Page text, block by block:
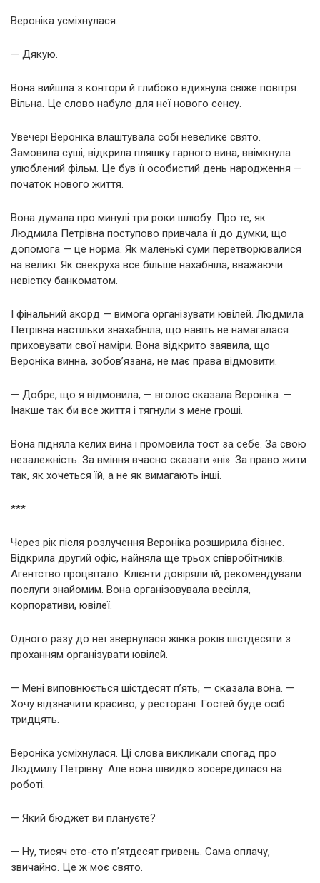
Вероніка усміхнулася.
— Дякую.
Вона вийшла з контори й глибоко вдихнула свіже повітря.
Вільна. Це слово набуло для неї нового сенсу.
Увечері Вероніка влаштувала собі невелике свято.
Замовила суші, відкрила пляшку гарного вина, ввімкнула
улюблений фільм. Це був її особистий день народження —
початок нового життя.
Вона думала про минулі три роки шлюбу. Про те, як
Людмила Петрівна поступово привчала її до думки, що
допомога — це норма. Як маленькі суми перетворювалися
на великі. Як свекруха все більше нахабніла, вважаючи
невістку банкоматом.
І фінальний акорд — вимога організувати ювілей. Людмила
Петрівна настільки знахабніла, що навіть не намагалася
приховувати свої наміри. Вона відкрито заявила, що
Вероніка винна, зобов’язана, не має права відмовити.
— Добре, що я відмовила, — вголос сказала Вероніка. —
Інакше так би все життя і тягнули з мене гроші.
Вона підняла келих вина і промовила тост за себе. За свою
незалежність. За вміння вчасно сказати «ні». За право жити
так, як хочеться їй, а не як вимагають інші.
***
Через рік після розлучення Вероніка розширила бізнес.
Відкрила другий офіс, найняла ще трьох співробітників.
Агентство процвітало. Клієнти довіряли їй, рекомендували
послуги знайомим. Вона організовувала весілля,
корпоративи, ювілеї.
Одного разу до неї звернулася жінка років шістдесяти з
проханням організувати ювілей.
— Мені виповнюється шістдесят п’ять, — сказала вона. —
Хочу відзначити красиво, у ресторані. Гостей буде осіб
тридцять.
Вероніка усміхнулася. Ці слова викликали спогад про
Людмилу Петрівну. Але вона швидко зосередилася на
роботі.
— Який бюджет ви плануєте?
— Ну, тисяч сто-сто п’ятдесят гривень. Сама оплачу,
звичайно. Це ж моє свято.